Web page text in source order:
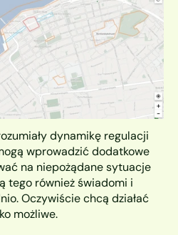
dynamikę regulacji
wprowadzić dodatkowe
na niepożądane sytuacje
tego również świadomi i
Oczywiście chcą działać
możliwe.